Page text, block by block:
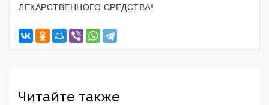
ЛЕКАРСТВЕННОГО СРЕДСТВА!
Читайте также